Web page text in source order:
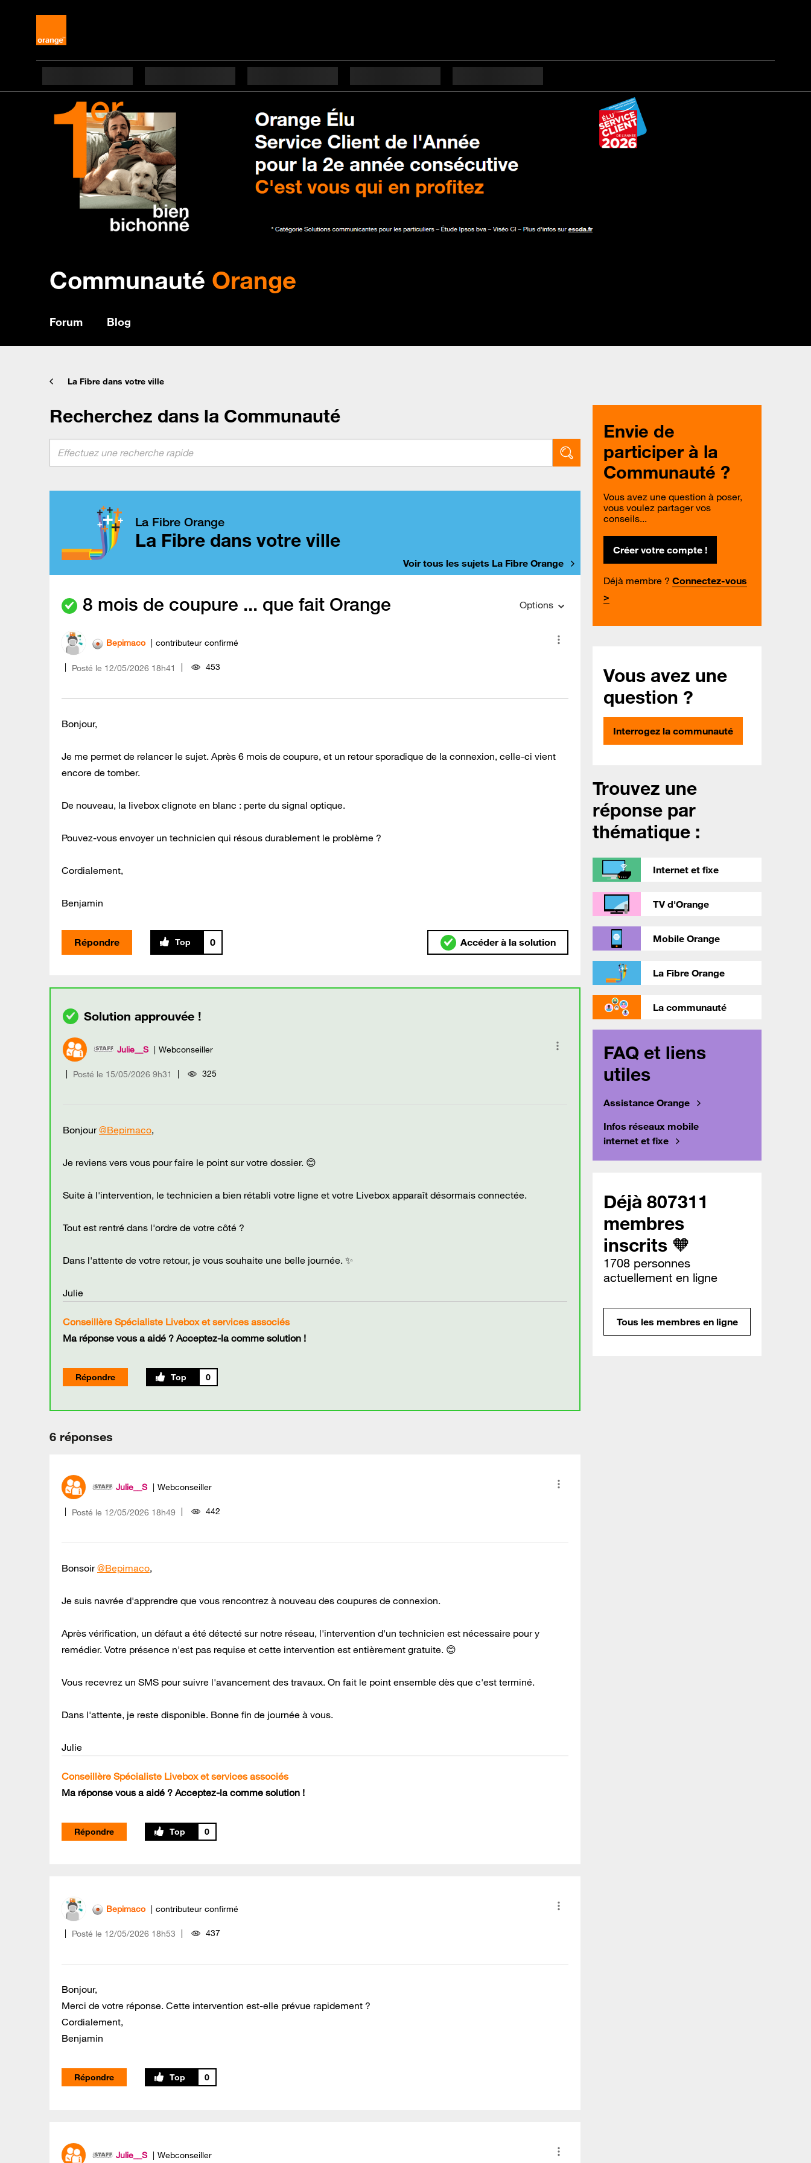
Communauté Orange
Forum Blog
La Fibre dans votre ville
Recherchez dans la Communauté
La Fibre Orange
La Fibre dans votre ville
Voir tous les sujets La Fibre Orange
8 mois de coupure ... que fait Orange Options
Bepimaco contributeur confirmé
Posté le ‎12/05/2026 18h41 453
Bonjour,
Je me permet de relancer le sujet. Après 6 mois de coupure, et un retour sporadique de la connexion, celle-ci vient
encore de tomber.
De nouveau, la livebox clignote en blanc : perte du signal optique.
Pouvez-vous envoyer un technicien qui résous durablement le problème ?
Cordialement,
Benjamin
Répondre 0 Accéder à la solution
Julie__S Webconseiller
Posté le ‎15/05/2026 9h31 325
Bonjour@Bepimaco,
Je reviens vers vous pour faire le point sur votre dossier. 😊
Suite à l'intervention, le technicien a bien rétabli votre ligne et votre Livebox apparaît désormais connectée.
Tout est rentré dans l'ordre de votre côté ?
Dans l'attente de votre retour, je vous souhaite une belle journée. ✨
Julie
Conseillère Spécialiste Livebox et services associés
Ma réponse vous a aidé ? Acceptez-la comme solution !
Répondre 0
6 réponses
Julie__S Webconseiller
Posté le ‎12/05/2026 18h49 442
Bonsoir@Bepimaco,
Je suis navrée d'apprendre que vous rencontrez à nouveau des coupures de connexion.
Après vérification, un défaut a été détecté sur notre réseau, l'intervention d'un technicien est nécessaire pour y
remédier. Votre présence n'est pas requise et cette intervention est entièrement gratuite. 😊
Vous recevrez un SMS pour suivre l'avancement des travaux. On fait le point ensemble dès que c'est terminé.
Dans l'attente, je reste disponible. Bonne fin de journée à vous.
Julie
Conseillère Spécialiste Livebox et services associés
Ma réponse vous a aidé ? Acceptez-la comme solution !
Répondre 0
Bepimaco contributeur confirmé
Posté le ‎12/05/2026 18h53 437
Bonjour,
Merci de votre réponse. Cette intervention est-elle prévue rapidement ?
Cordialement,
Benjamin
Répondre 0
Julie__S Webconseiller
Envie de
participer à la
Communauté ?
Vous avez une question à poser,
vous voulez partager vos
conseils...
Créer votre compte !
Déjà membre ? Connectez-vous
>
Vous avez une
question ?
Interrogez la communauté
Trouvez une
réponse par
thématique :
Internet et fixe
TV d'Orange
Mobile Orange
La Fibre Orange
La communauté
FAQ et liens
utiles
Assistance Orange
Infos réseaux mobile
internet et fixe
Déjà 807311
membres
inscrits 🧡
1708 personnes
actuellement en ligne
Tous les membres en ligne